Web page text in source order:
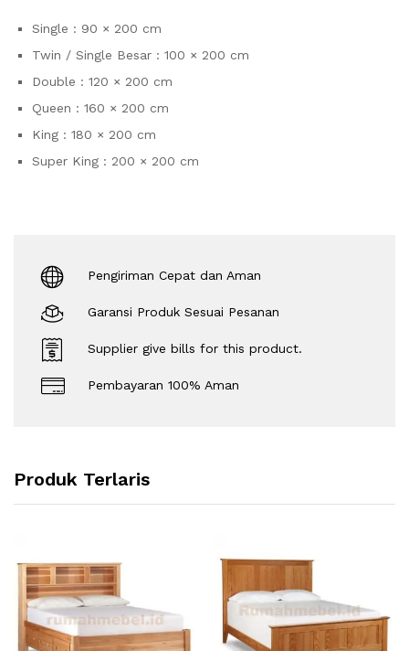
Single : 90 × 200 cm
Twin / Single Besar : 100 × 200 cm
Double : 120 × 200 cm
Queen : 160 × 200 cm
King : 180 × 200 cm
Super King : 200 × 200 cm
Pengiriman Cepat dan Aman
Garansi Produk Sesuai Pesanan
Supplier give bills for this product.
Pembayaran 100% Aman
Produk Terlaris